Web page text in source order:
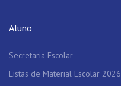
Aluno
Secretaria Escolar
Listas de Material Escolar 2026